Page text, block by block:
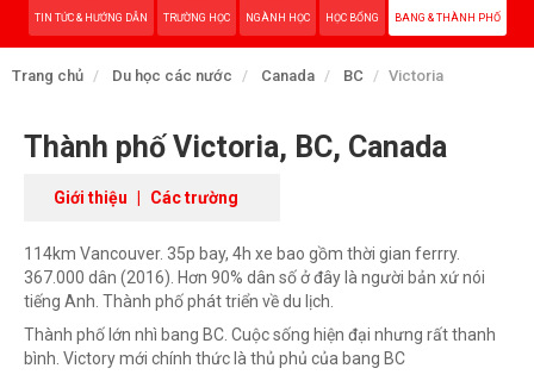
TIN TỨC & HƯỚNG DẪN TRƯỜNG HỌC NGÀNH HỌC HỌC BỔNG BANG & THÀNH PHỐ
Trang chủ Du học các nước Canada BC Victoria
Thành phố Victoria, BC, Canada
Giới thiệu | Các trường
114km Vancouver. 35p bay, 4h xe bao gồm thời gian ferrry.
367.000 dân (2016). Hơn 90% dân số ở đây là người bản xứ nói
tiếng Anh. Thành phố phát triển về du lịch.
Thành phố lớn nhì bang BC. Cuộc sống hiện đại nhưng rất thanh
bình. Victory mới chính thức là thủ phủ của bang BC
VỀ NAM PHONG